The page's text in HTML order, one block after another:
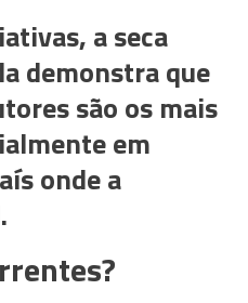
a seca
demonstra que
são os mais
em
onde a